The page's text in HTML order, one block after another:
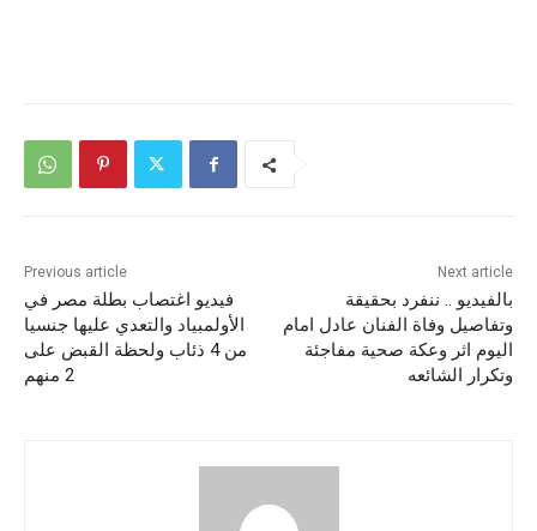
Previous article
فيديو اغتصاب بطلة مصر في
الأولمبياد والتعدي عليها جنسيا
من 4 ذئاب ولحظة القبض على
2 منهم
Next article
بالفيديو .. ننفرد بحقيقة
وتفاصيل وفاة الفنان عادل امام
اليوم اثر وعكة صحية مفاجئة
وتكرار الشائعه